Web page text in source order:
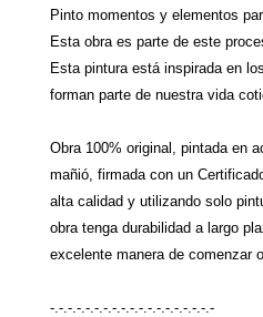
Pinto momentos y elementos
Esta obra es parte de este
Esta pintura está inspirada en
forman parte de nuestra vida
Obra 100% original, pintada en
mañió, firmada con un
alta calidad y utilizando solo
obra tenga durabilidad a largo
excelente manera de comenzar
-.-.-.-.-.-.-.-.-.-.-.-.-.-.-.-.-.-.-